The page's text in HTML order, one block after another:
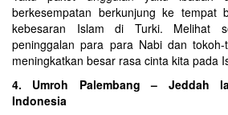
berkesempatan berkunjung ke tempat
kebesaran Islam di Turki. Melihat
peninggalan para para Nabi dan
meningkatkan besar rasa cinta kita pada
4. Umroh Palembang – Jeddah
Indonesia